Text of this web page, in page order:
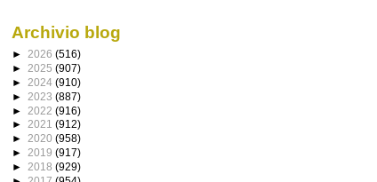
Archivio blog
► 2026 (516)
► 2025 (907)
► 2024 (910)
► 2023 (887)
► 2022 (916)
► 2021 (912)
► 2020 (958)
► 2019 (917)
► 2018 (929)